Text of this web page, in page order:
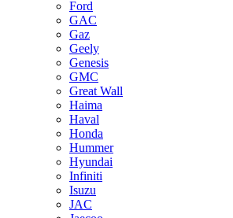
Ford
GAC
Gaz
Geely
Genesis
GMC
Great Wall
Haima
Haval
Honda
Hummer
Hyundai
Infiniti
Isuzu
JAC